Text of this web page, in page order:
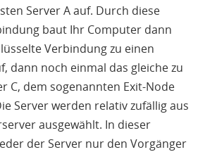
Server A auf. Durch diese
baut Ihr Computer dann
Verbindung zu einen
dann noch einmal das gleiche zu
C, dem sogenannten Exit-Node
Server werden relativ zufällig aus
ausgewählt. In dieser
der Server nur den Vorgänger